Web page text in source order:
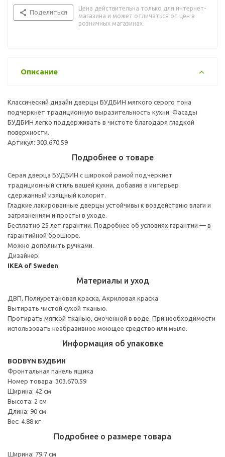
Поделиться
Цена действительна только для интернет-
магазина и может отличаться от цен в
розничных магазинах
Описание
Классический дизайн дверцы БУДБИН мягкого серого тона
подчеркнет традиционную выразительность кухни. Фасады
БУДБИН легко поддерживать в чистоте благодаря гладкой
поверхности.
Артикул: 303.670.59
Подробнее о товаре
Серая дверца БУДБИН с широкой рамой подчеркнет
традиционный стиль вашей кухни, добавив в интерьер
сдержанный изящный колорит.
Гладкие лакированные дверцы устойчивы к воздействию влаги и
загрязнениям и просты в уходе.
Бесплатно 25 лет гарантии. Подробнее об условиях гарантии — в
гарантийной брошюре.
Можно дополнить ручками.
Дизайнер:
IKEA of Sweden
Материалы и уход
ДВП, Полиуретановая краска, Акриловая краска
Вытирать чистой сухой тканью.
Протирать мягкой тканью, смоченной в воде. При необходимости
использовать неабразивное моющее средство или мыло.
Информация об упаковке
BODBYN БУДБИН
Фронтальная панель ящика
Номер товара: 303.670.59
Ширина: 42 см
Высота: 2 см
Длина: 90 см
Вес: 4.88 кг
Подробнее о размере товара
Ширина: 79.7 см